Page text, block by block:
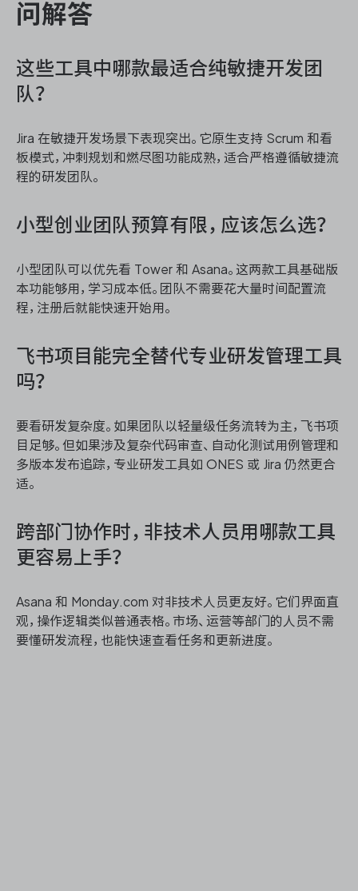
问解答
这些工具中哪款最适合纯敏捷开发团
队？
Jira 在敏捷开发场景下表现突出。它原生支持 Scrum 和看
板模式，冲刺规划和燃尽图功能成熟，适合严格遵循敏捷流
程的研发团队。
小型创业团队预算有限，应该怎么选？
小型团队可以优先看 Tower 和 Asana。这两款工具基础版
本功能够用，学习成本低。团队不需要花大量时间配置流
程，注册后就能快速开始用。
飞书项目能完全替代专业研发管理工具
吗？
要看研发复杂度。如果团队以轻量级任务流转为主，飞书项
目足够。但如果涉及复杂代码审查、自动化测试用例管理和
多版本发布追踪，专业研发工具如 ONES 或 Jira 仍然更合
适。
跨部门协作时，非技术人员用哪款工具
更容易上手？
Asana 和 Monday.com 对非技术人员更友好。它们界面直
观，操作逻辑类似普通表格。市场、运营等部门的人员不需
要懂研发流程，也能快速查看任务和更新进度。